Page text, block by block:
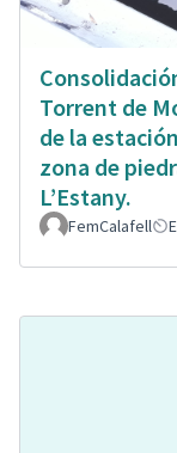
Torrent de
de la
zona de
L’Estany.
FemCalafell